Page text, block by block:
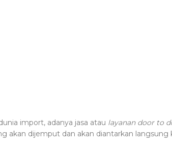
import, adanya jasa atau layanan door to
akan dijemput dan akan diantarkan